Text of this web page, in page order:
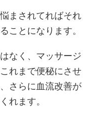
まされてればそれ
ことになります。
なく、マッサージ
れまで便秘にさせ
さらに血流改善が
れます。